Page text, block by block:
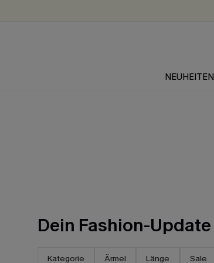
NEUHEITEN
Dein Fashion-Update
Kategorie Ärmel Länge Sale